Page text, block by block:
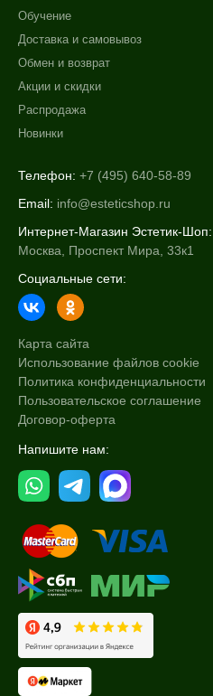
Обучение
Доставка и самовывоз
Обмен и возврат
Акции и скидки
Распродажа
Новинки
Телефон: +7 (495) 640-58-89
Email: info@esteticshop.ru
Интернет-Магазин Эстетик-Шоп:
Москва, Проспект Мира, 33к1
Социальные сети:
Карта сайта
Использование файлов cookie
Политика конфиденциальности
Пользовательское соглашение
Договор-оферта
Напишите нам: